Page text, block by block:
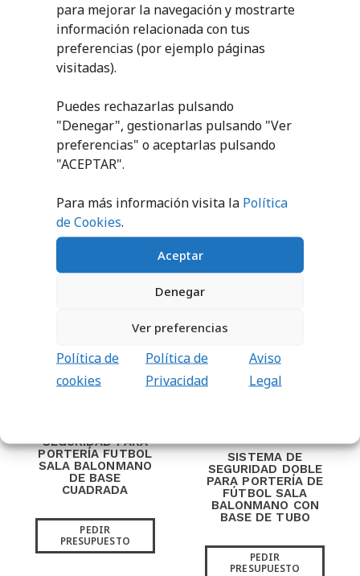
para mejorar la navegación y mostrarte
información relacionada con tus
preferencias (por ejemplo páginas
visitadas).
Puedes rechazarlas pulsando
"Denegar", gestionarlas pulsando "Ver
preferencias" o aceptarlas pulsando
"ACEPTAR".
Para más información visita la Política
de Cookies.
Aceptar
Denegar
Ver preferencias
Política de
cookies
Política de
Privacidad
Aviso
Legal
JUEGO PORTERÍA
FÚTBOL SALA
BASE TUBO
CUADRADA
ALUMINIO
PEDIR
JUEGO PORTERÍA
BASE TUBO
CUADRADA 80×40
METÁLICA
PRODUCTOS RELACIONADOS
SEGURIDAD PARA
PORTERÍA FUTBOL
SALA BALONMANO
DE BASE
CUADRADA
PEDIR
PRESUPUESTO
SISTEMA DE
SEGURIDAD DOBLE
PARA PORTERÍA DE
FÚTBOL SALA
BALONMANO CON
BASE DE TUBO
PEDIR
PRESUPUESTO